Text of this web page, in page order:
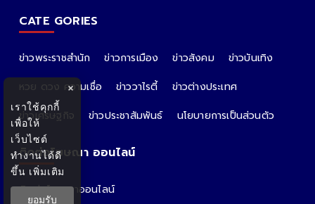
CATE GORIES
ข่าวพระราชสำนัก ข่าวการเมือง ข่าวสังคม
ข่าวบันเทิง
หวย ดวง ความเชื่อ
ข่าววาไรตี้
ข่าวต่างประเทศ
ข่าวเศรษฐกิจ
ข่าวประชาสัมพันธ์ นโยบายการเป็นส่วนตัว
ติดต่อโฆษณา ออนไลน์
ติดต่อโฆษณาออนไลน์
×
เราใช้คุกกี้
เพื่อให้
เว็บไซต์
ทำงานได้ดี
ขึ้น เพิ่มเติม
ยอมรับ